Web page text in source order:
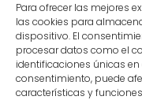
Para ofrecer las mejores
las cookies para
dispositivo. El
procesar datos como el
identificaciones únicas en
consentimiento, puede
características y